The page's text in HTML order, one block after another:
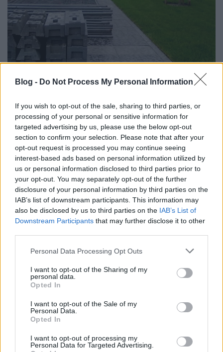
Blog - Do Not Process My Personal Information
If you wish to opt-out of the sale, sharing to third parties, or
processing of your personal or sensitive information for
targeted advertising by us, please use the below opt-out
section to confirm your selection. Please note that after your
opt-out request is processed you may continue seeing
interest-based ads based on personal information utilized by
us or personal information disclosed to third parties prior to
your opt-out. You may separately opt-out of the further
disclosure of your personal information by third parties on the
IAB’s list of downstream participants. This information may
also be disclosed by us to third parties on the IAB’s List of
Downstream Participants that may further disclose it to other
Please note that this website/app uses one or more Google
not limited to your visit or usage behaviour. You may click to
grant or deny consent to Google and its third-party tags to
use your data for below specified purposes in below Google
consent section.
Personal Data Processing Opt Outs
I want to opt-out of the Sharing of my
personal data.
Opted In
I want to opt-out of the Sale of my
Personal Data.
Opted In
I want to opt-out of processing my
Personal Data for Targeted Advertising.
Az utolsó simításokat végzik a Csarnok tér
hónapja átadott útburkolatfeldarabolódott, és maga
a kivitelezéssem éppen rohamtempóbanment végbe...
II. Kálvin tér és környéke